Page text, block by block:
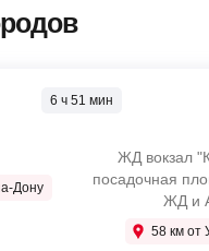
6 ч 51 мин
Дону
ЖД вокзал
посадочная
ЖД и
58 км от